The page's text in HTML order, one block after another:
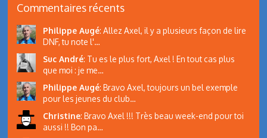
Commentaires récents
Philippe Augé: Allez Axel, il y a plusieurs façon de lire
DNF, tu note l'…
Suc André: Tu es le plus fort, Axel ! En tout cas plus
que moi : je me…
Philippe Augé: Bravo Axel, toujours un bel exemple
pour les jeunes du club…
Christine: Bravo Axel !!! Très beau week-end pour toi
aussi !! Bon pa…